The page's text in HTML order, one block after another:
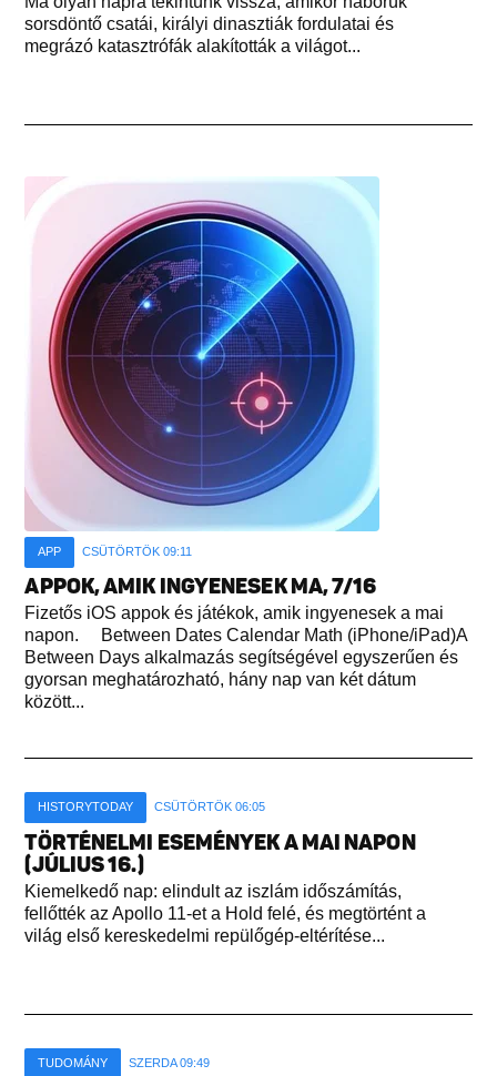
sorsdöntő csatái, királyi dinasztiák fordulatai és
megrázó katasztrófák alakították a világot...
APP CSÜTÖRTÖK 09:11
APPOK, AMIK INGYENESEK MA, 7/16
Fizetős iOS appok és játékok, amik ingyenesek a mai
napon. Between Dates Calendar Math (iPhone/iPad)A
Between Days alkalmazás segítségével egyszerűen és
gyorsan meghatározható, hány nap van két dátum
között...
HISTORYTODAY CSÜTÖRTÖK 06:05
TÖRTÉNELMI ESEMÉNYEK A MAI NAPON
(JÚLIUS 16.)
Kiemelkedő nap: elindult az iszlám időszámítás,
fellőtték az Apollo 11-et a Hold felé, és megtörtént a
világ első kereskedelmi repülőgép-eltérítése...
TUDOMÁNY SZERDA 09:49